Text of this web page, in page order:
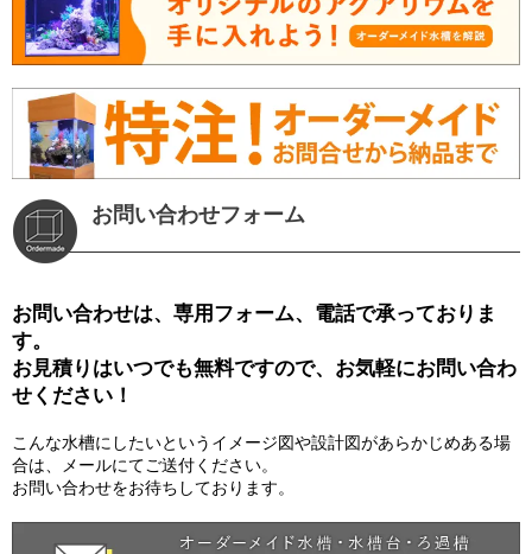
お問い合わせフォーム
お問い合わせは、専用フォーム、電話で承っておりま
す。
お見積りはいつでも無料ですので、お気軽にお問い合わ
せください！
こんな水槽にしたいというイメージ図や設計図があらかじめある場
合は、メールにてご送付ください。
お問い合わせをお待ちしております。